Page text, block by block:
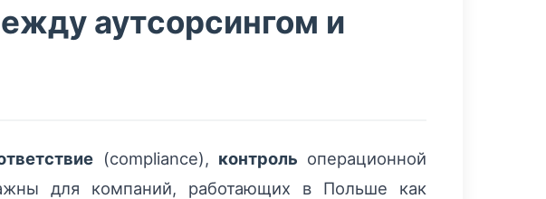
аутсорсингом и
(compliance), контроль операционной
для компаний, работающих в Польше как